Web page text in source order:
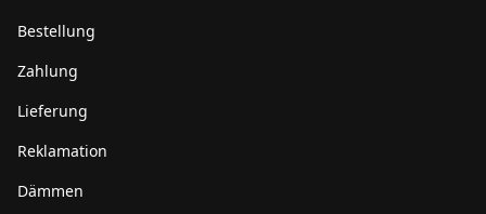
Bestellung
Zahlung
Lieferung
Reklamation
Dämmen